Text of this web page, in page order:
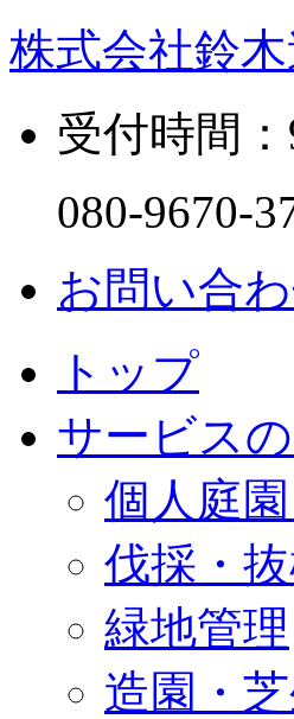
株式会社鈴木
受付時間
080-9670-
お問い合
トップ
サービス
個人庭
伐採・
緑地管理
造園・